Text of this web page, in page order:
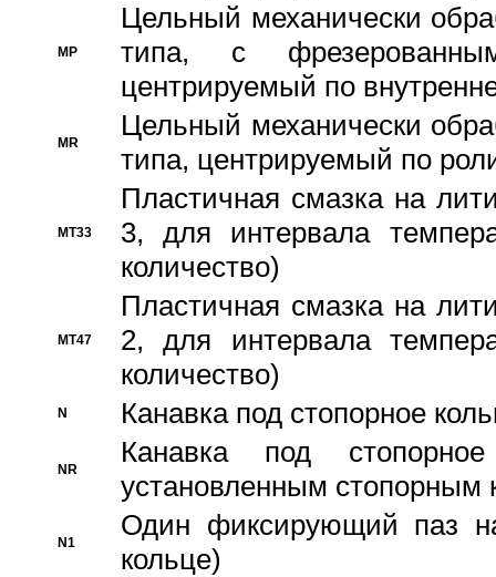
MP
Цельный механически
типа, с
центрируемый по
MR
Цельный механически
типа, центрируемый по
MT33
Пластичная смазка на
3, для интервала
количество)
MT47
Пластичная смазка на
2, для интервала
количество)
N Канавка под стопорное
NR
Канавка под
установленным стопорным
N1
Один фиксирующий паз
кольце)